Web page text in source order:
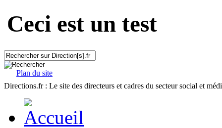
Ceci est un test
Plan du site
Directions.fr : Le site des directeurs et cadres du secteur social et